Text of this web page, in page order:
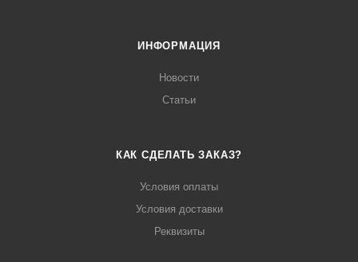
ИНФОРМАЦИЯ
Новости
Статьи
КАК СДЕЛАТЬ ЗАКАЗ?
Условия оплаты
Условия доставки
Реквизиты